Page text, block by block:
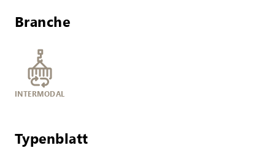
Branche
INTERMODAL
Typenblatt